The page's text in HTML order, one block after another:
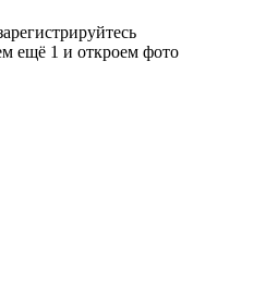
ещё 1 и откроем фото